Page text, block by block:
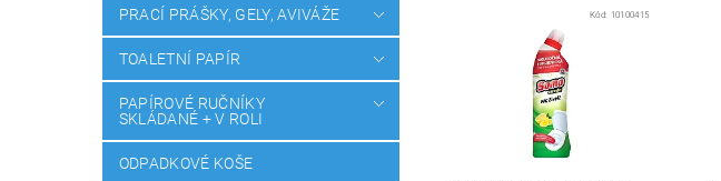
PRACÍ PRÁŠKY, GELY, AVIVÁŽE
TOALETNÍ PAPÍR
PAPÍROVÉ RUČNÍKY
SKLÁDANÉ + V ROLI
ODPADKOVÉ KOŠE
Kód: 10100415